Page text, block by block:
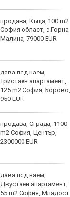
продава, Къща, 100 m2
София област, с.Горна
Малина, 79000 EUR
дава под наем,
Тристаен апартамент,
125 m2 София, Борово,
950 EUR
продава, Сграда, 1100
m2 София, Център,
2300000 EUR
дава под наем,
Двустаен апартамент,
55 m2 София, Младост